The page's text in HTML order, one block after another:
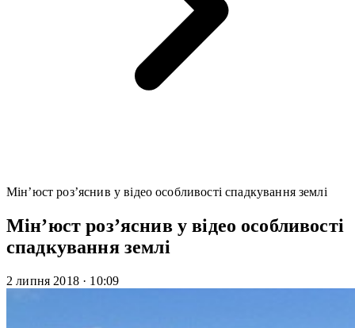
Мін’юст роз’яснив у відео особливості спадкування землі
Мін’юст роз’яснив у відео особливості
спадкування землі
2 липня 2018 · 10:09